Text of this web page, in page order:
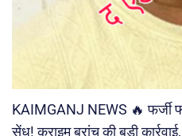
KAIMGANJ NEWS 🔥 फर्जी
सेंध! क्राइम ब्रांच की बड़ी